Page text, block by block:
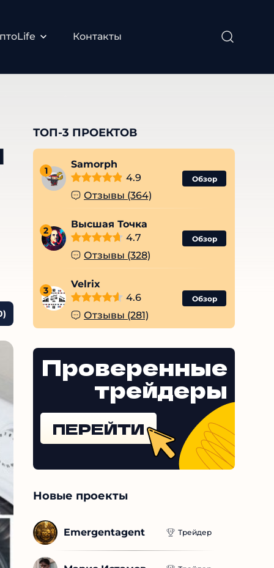
Контакты
ТОП-3 ПРОЕКТОВ
1
Samorph
4.9
Отзывы (364)
Обзор
2
Высшая Точка
4.7
Отзывы (328)
Обзор
3
Velrix
4.6
Отзывы (281)
Обзор
Проверенные
трейдеры
ПЕРЕЙТИ
Новые проекты
Emergentagent Трейдер